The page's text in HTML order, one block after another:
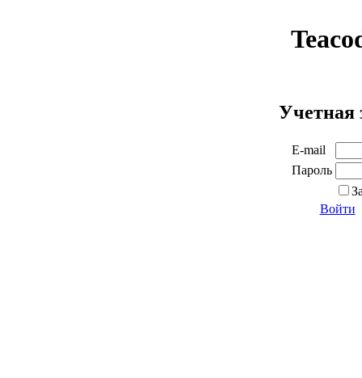
Учетная
E-mail
Пароль
Войти